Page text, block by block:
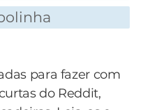
para fazer com
do Reddit,